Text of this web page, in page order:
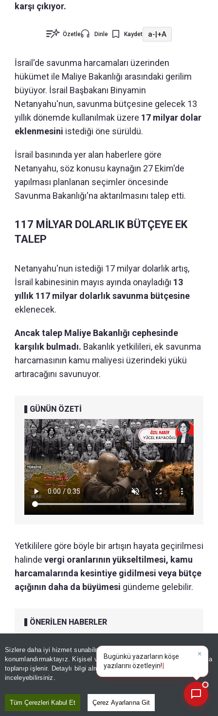
Sizlere daha iyi hizmet sunabilmek adına sitemizde
konumlandırmaktayız. Kişisel verileriniz, KVKK ve GDPR kapsamında
toplanıp işlenir. Detaylı bilgi almak içinAydınlatma Metnimizi
inceleyebilirsiniz.
Tüm Çerezleri Kabul Et Çerez Ayarlarına Git
karşı çıkıyor.
Özetle Dinle Kaydet a-|+A
İsrail'de savunma harcamaları üzerinden
hükümet ile Maliye Bakanlığı arasındaki gerilim
büyüyor. İsrail Başbakanı Binyamin
Netanyahu'nun, savunma bütçesine gelecek 13
yıllık dönemde kullanılmak üzere 17 milyar dolar
eklenmesini istediği öne sürüldü.
İsrail basınında yer alan haberlere göre
Netanyahu, söz konusu kaynağın 27 Ekim'de
yapılması planlanan seçimler öncesinde
Savunma Bakanlığı'na aktarılmasını talep etti.
117 MİLYAR DOLARLIK BÜTÇEYE EK
TALEP
Netanyahu'nun istediği 17 milyar dolarlık artış,
İsrail kabinesinin mayıs ayında onayladığı 13
yıllık 117 milyar dolarlık savunma bütçesine
eklenecek.
Ancak talep Maliye Bakanlığı cephesinde
karşılık bulmadı. Bakanlık yetkilileri, ek savunma
harcamasının kamu maliyesi üzerindeki yükü
artıracağını savunuyor.
GÜNÜN ÖZETİ
Yetkililere göre böyle bir artışın hayata geçirilmesi
halinde vergi oranlarının yükseltilmesi, kamu
harcamalarında kesintiye gidilmesi veya bütçe
açığının daha da büyümesi gündeme gelebilir.
ÖNERİLEN HABERLER
Netanyahu'dan dünyaya rest!
"Hamas silah bırakmadan
çekilmeyeceğiz"
×
Bugünkü yazarların köşe
yazılarını özetleyin!